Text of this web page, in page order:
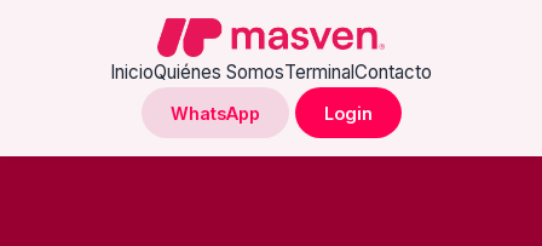
InicioQuiénes SomosTerminalContacto
WhatsApp Login